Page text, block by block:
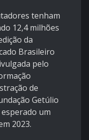
tenham
12,4 milhões
da
Brasileiro
pelo
de
Getúlio
esperado um
2023.